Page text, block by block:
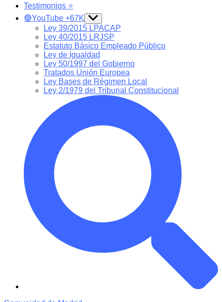
Testimonios ⭐️
🔴YouTube +67K Show
sub
menu
Ley 39/2015 LPACAP
Ley 40/2015 LRJSP
Estatuto Básico Empleado Público
Ley de Igualdad
Ley 50/1997 del Gobierno
Tratados Unión Europea
Ley Bases de Régimen Local
Ley 2/1979 del Tribunal Constitucional